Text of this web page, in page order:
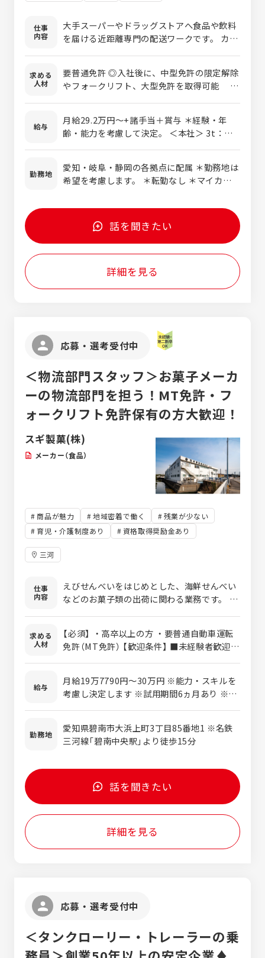
仕事
内容
大手スーパーやドラッグストアへ食品や飲料
を届ける近距離専門の配送ワークです。 カゴ
な激しい肉体労働はありません。
求める
人材
要普通免許 ◎入社後に、中型免許の限定解除
やフォークリフト、大型免許を取得可能 費
給与
月給29.2万円～+諸手当＋賞与 ＊経験・年
齢・能力を考慮して決定。 ＜本社＞ 3t：月
＞ 3t：月給29.2万円～ 4t：月給33.5万円～
＜羽島＞ 4t：月給35.5万円～ ＜藤枝＞ 4t：
円～ 4t：月給32.5万円～ ＜沼津＞ 4t：月給
32.5万円～ 【見習期間（15日～最大2カ月）は
日給となります】 ◎本社、名古屋南、一宮：
勤務地
愛知・岐阜・静岡の各拠点に配属 ＊勤務地は
希望を考慮します。 ＊転勤なし ＊マイカー通
村大宝7-60 【名古屋南営業所】 愛知県大府市
共和町別岨175 【一宮営業所】 愛知県一宮市
千秋町天摩字金島1 【羽島営業所】 岐阜県羽島
市正木町須賀赤松300-2 【藤枝営業所】 静岡
県島田市東町1047-4 イーストヴィレッジ B
話を聞きたい
詳細を見る
応募・選考受付中
＜物流部門スタッフ＞お菓子メーカ
ーの物流部門を担う！MT免許・フ
ォークリフト免許保有の方大歓迎！
スギ製菓(株)
メーカー（食品）
商品が魅力 地域密着で働く
残業が少ない
育児・介護制度あり
資格取得奨励金あり
三河
仕事
内容
えびせんべいをはじめとした、海鮮せんべい
などのお菓子類の出荷に関わる業務です。 出
理も担当します。 業務に慣れてきたら、トラ
ックを運転し、配送先に商品をお届けする配
送業務も担当していきます。 まずは業務に慣
れるまで、倉庫内の作業から始めていただき
ます。
求める
人材
【必須】 ・高卒以上の方 ・要普通自動車運転
免許（MT免許） 【歓迎条件】 ■未経験者歓迎
ることが好き ・倉庫内作業や物流業務に興味
がある ・地元で長く働きたい ・お菓子メー
カーで働きたい ・正社員として活躍したい！
給与
月給19万7790円～30万円 ※能力・スキルを
考慮し決定します ※試用期間6ヵ月あり ※残
勤務地
愛知県碧南市大浜上町3丁目85番地1 ※名鉄
三河線「碧南中央駅」より徒歩15分
話を聞きたい
詳細を見る
応募・選考受付中
＜タンクローリー・トレーラーの乗